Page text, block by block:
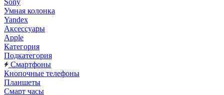
Sony
Умная колонка
Yandex
Аксессуары
Apple
Категория
Подкатегория
Смартфоны
Кнопочные телефоны
Планшеты
Смарт часы